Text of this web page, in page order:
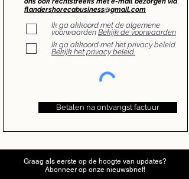
flandershorecabusiness@gmail.com
Ik ga akkoord met de algemene
voorwaarden Bekijk de voorwaarden
Ik ga akkoord met het privacy beleid
Bekijk het privacy beleid.
Betalen na ontvangst factuur
Graag als eerste op de hoogte van updates?
Abonneer op onze nieuwsbrief!